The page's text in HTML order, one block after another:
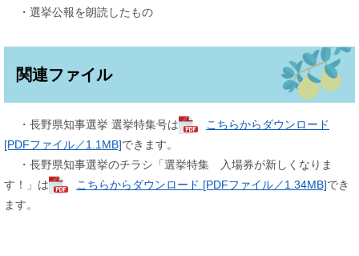
・選挙公報を朗読したもの
関連ファイル
・長野県知事選挙 選挙特集号は
こちらからダウンロード
[PDFファイル／1.1MB]できます。
・長野県知事選挙のチラシ「選挙特集 入場券が新しくなりま
す！」は
こちらからダウンロード [PDFファイル／1.34MB]でき
ます。